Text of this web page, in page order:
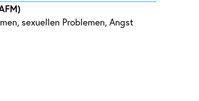
sexuellen Problemen, Angst